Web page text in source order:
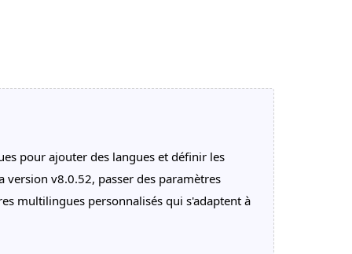
pour ajouter des langues et définir les
v8.0.52, passer des paramètres
multilingues personnalisés qui s'adaptent à